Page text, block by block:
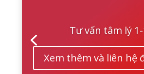
Tư vấn tâm lý 1-
Xem thêm và liên hệ